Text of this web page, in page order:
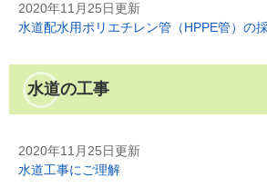
2020年11月25日更新
水道配水用ポリエチレン管（HPPE管）の
水道の工事
2020年11月25日更新
水道工事にご理解